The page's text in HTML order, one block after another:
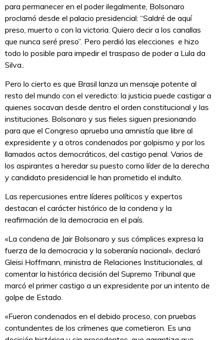
para permanecer en el poder ilegalmente, Bolsonaro
proclamó desde el palacio presidencial: “Saldré de aquí
preso, muerto o con la victoria. Quiero decir a los canallas
que nunca seré preso”. Pero perdió las elecciones e hizo
todo lo posible para impedir el traspaso de poder a Lula da
Silva..
Pero lo cierto es que Brasil lanza un mensaje potente al
resto del mundo con el veredicto: la justicia puede castigar a
quienes socavan desde dentro el orden constitucional y las
instituciones. Bolsonaro y sus fieles siguen presionando
para que el Congreso aprueba una amnistía que libre al
expresidente y a otros condenados por golpismo y por los
llamados actos democráticos, del castigo penal. Varios de
los aspirantes a heredar su puesto como líder de la derecha
y candidato presidencial le han prometido el indulto.
Las repercusiones entre líderes políticos y expertos
destacan el carácter histórico de la condena y la
reafirmación de la democracia en el país.
«La condena de Jair Bolsonaro y sus cómplices expresa la
fuerza de la democracia y la soberanía nacional», declaró
Gleisi Hoffmann, ministra de Relaciones Institucionales, al
comentar la histórica decisión del Supremo Tribunal que
marcó el primer castigo a un expresidente por un intento de
golpe de Estado.
«Fueron condenados en el debido proceso, con pruebas
contundentes de los crímenes que cometieron. Es una